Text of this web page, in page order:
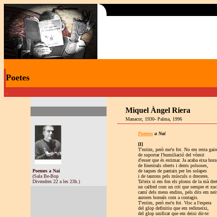
Poetes
·
Poemes a Nai
(Sala Be-Bop
Divendres 22 a les 23h.)
Miquel Àngel Riera
Manacor, 1930- Palma, 1996
Poemes a Nai
[I]
T'estim, però me'n fot. No em resta
de suportar l'humiliació del vòmit
d'esser que és estimar. Ja acaba eixa hora
de finestrals oberts i dents polsoses,
de taques de pantaix per les solapes
i de taurons pels músculs o dreceres.
Ta'teix si em fon els ploms de la mà
un calfred com un crit que sempre et
camí dels meus endins, pels dits em
aurores boreals com a contagis.
T'estim, però me'n fot. Visc a l'espera
del glop definitiu que em redimeixi,
del glop unificat que em deixi dir-te: